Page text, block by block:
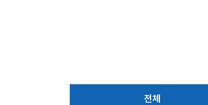
전체